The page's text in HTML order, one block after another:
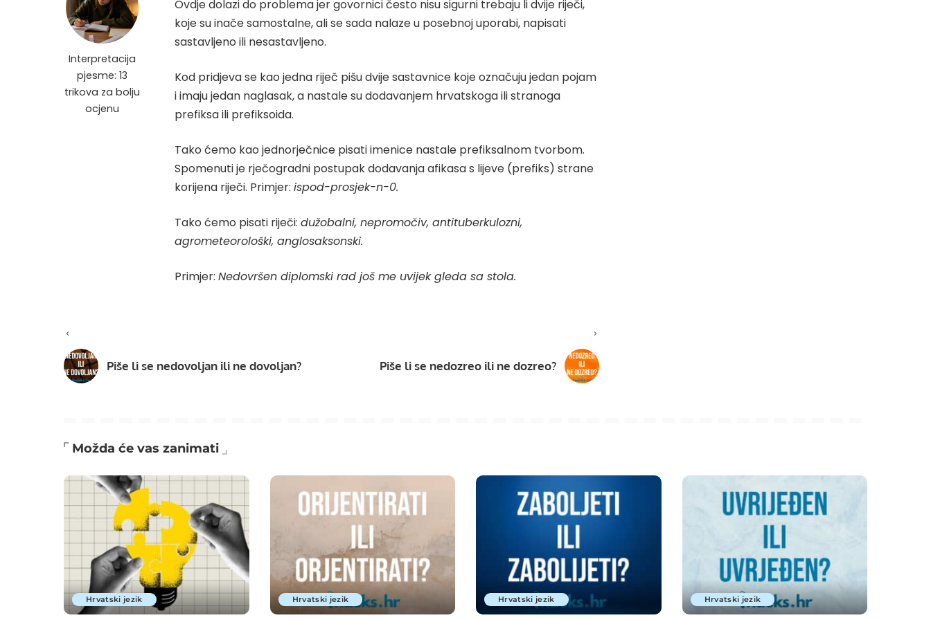
Interpretacija
pjesme: 13
trikova za bolju
ocjenu
Ovdje dolazi do problema jer govornici često nisu sigurni trebaju li dvije riječi,
koje su inače samostalne, ali se sada nalaze u posebnoj uporabi, napisati
sastavljeno ili nesastavljeno.
Kod pridjeva se kao jedna riječ pišu dvije sastavnice koje označuju jedan pojam
i imaju jedan naglasak, a nastale su dodavanjem hrvatskoga ili stranoga
prefiksa ili prefiksoida.
Tako ćemo kao jednorječnice pisati imenice nastale prefiksalnom tvorbom.
Spomenuti je rječogradni postupak dodavanja afikasa s lijeve (prefiks) strane
korijena riječi. Primjer: ispod-prosjek-n-0.
Tako ćemo pisati riječi: dužobalni, nepromočiv, antituberkulozni,
agrometeorološki, anglosaksonski.
Primjer: Nedovršen diplomski rad još me uvijek gleda sa stola.
Piše li se nedovoljan ili ne dovoljan? Piše li se nedozreo ili ne dozreo?
Možda će vas zanimati
Hrvatski jezik Hrvatski jezik Hrvatski jezik Hrvatski jezik